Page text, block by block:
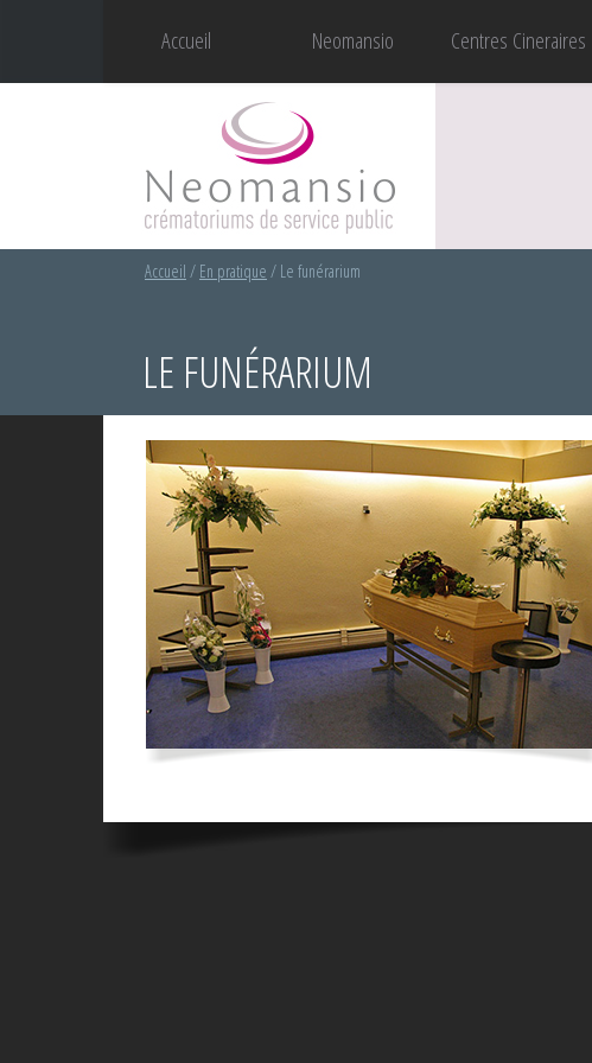
Accueil Neomansio Centres Cineraires
Accueil / En pratique / Le funérarium
LE FUNÉRARIUM